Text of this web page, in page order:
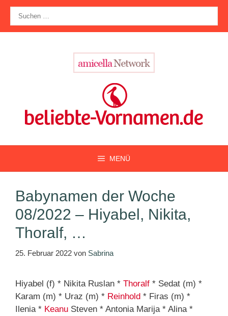
Zum
Inhalt
springen
nach:
MENÜ
Babynamen der Woche
08/2022 – Hiyabel, Nikita,
Thoralf, …
25. Februar 2022 von Sabrina
Hiyabel (f) * Nikita Ruslan * Thoralf * Sedat (m) *
Karam (m) * Uraz (m) * Reinhold * Firas (m) *
Ilenia * Keanu Steven * Antonia Marija * Alina *